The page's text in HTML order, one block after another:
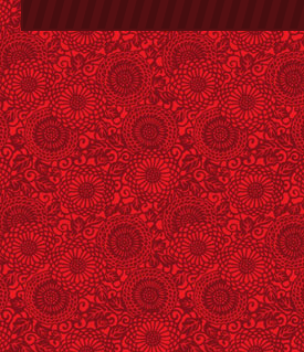
5-Band graphic EQ
Master Volume control
Bottom-ported Cabinet